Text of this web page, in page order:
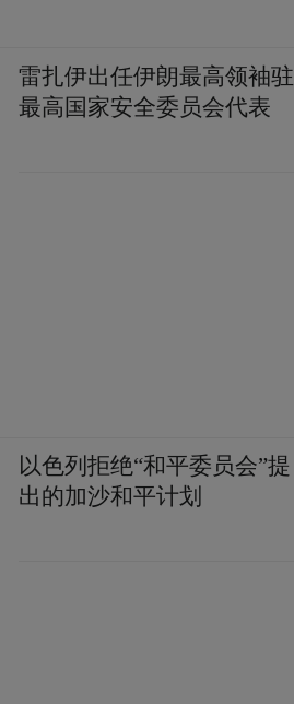
雷扎伊出任伊朗最高领袖驻
最高国家安全委员会代表
以色列拒绝“和平委员会”提
出的加沙和平计划